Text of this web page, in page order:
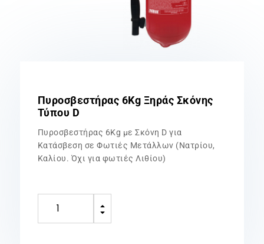
Πυροσβεστήρας 6Kg Ξηράς Σκόνης
Τύπου D
Πυροσβεστήρας 6Kg με Σκόνη D για
Κατάσβεση σε Φωτιές Μετάλλων (Νατρίου,
Καλίου. Όχι για φωτιές Λιθίου)
B
C